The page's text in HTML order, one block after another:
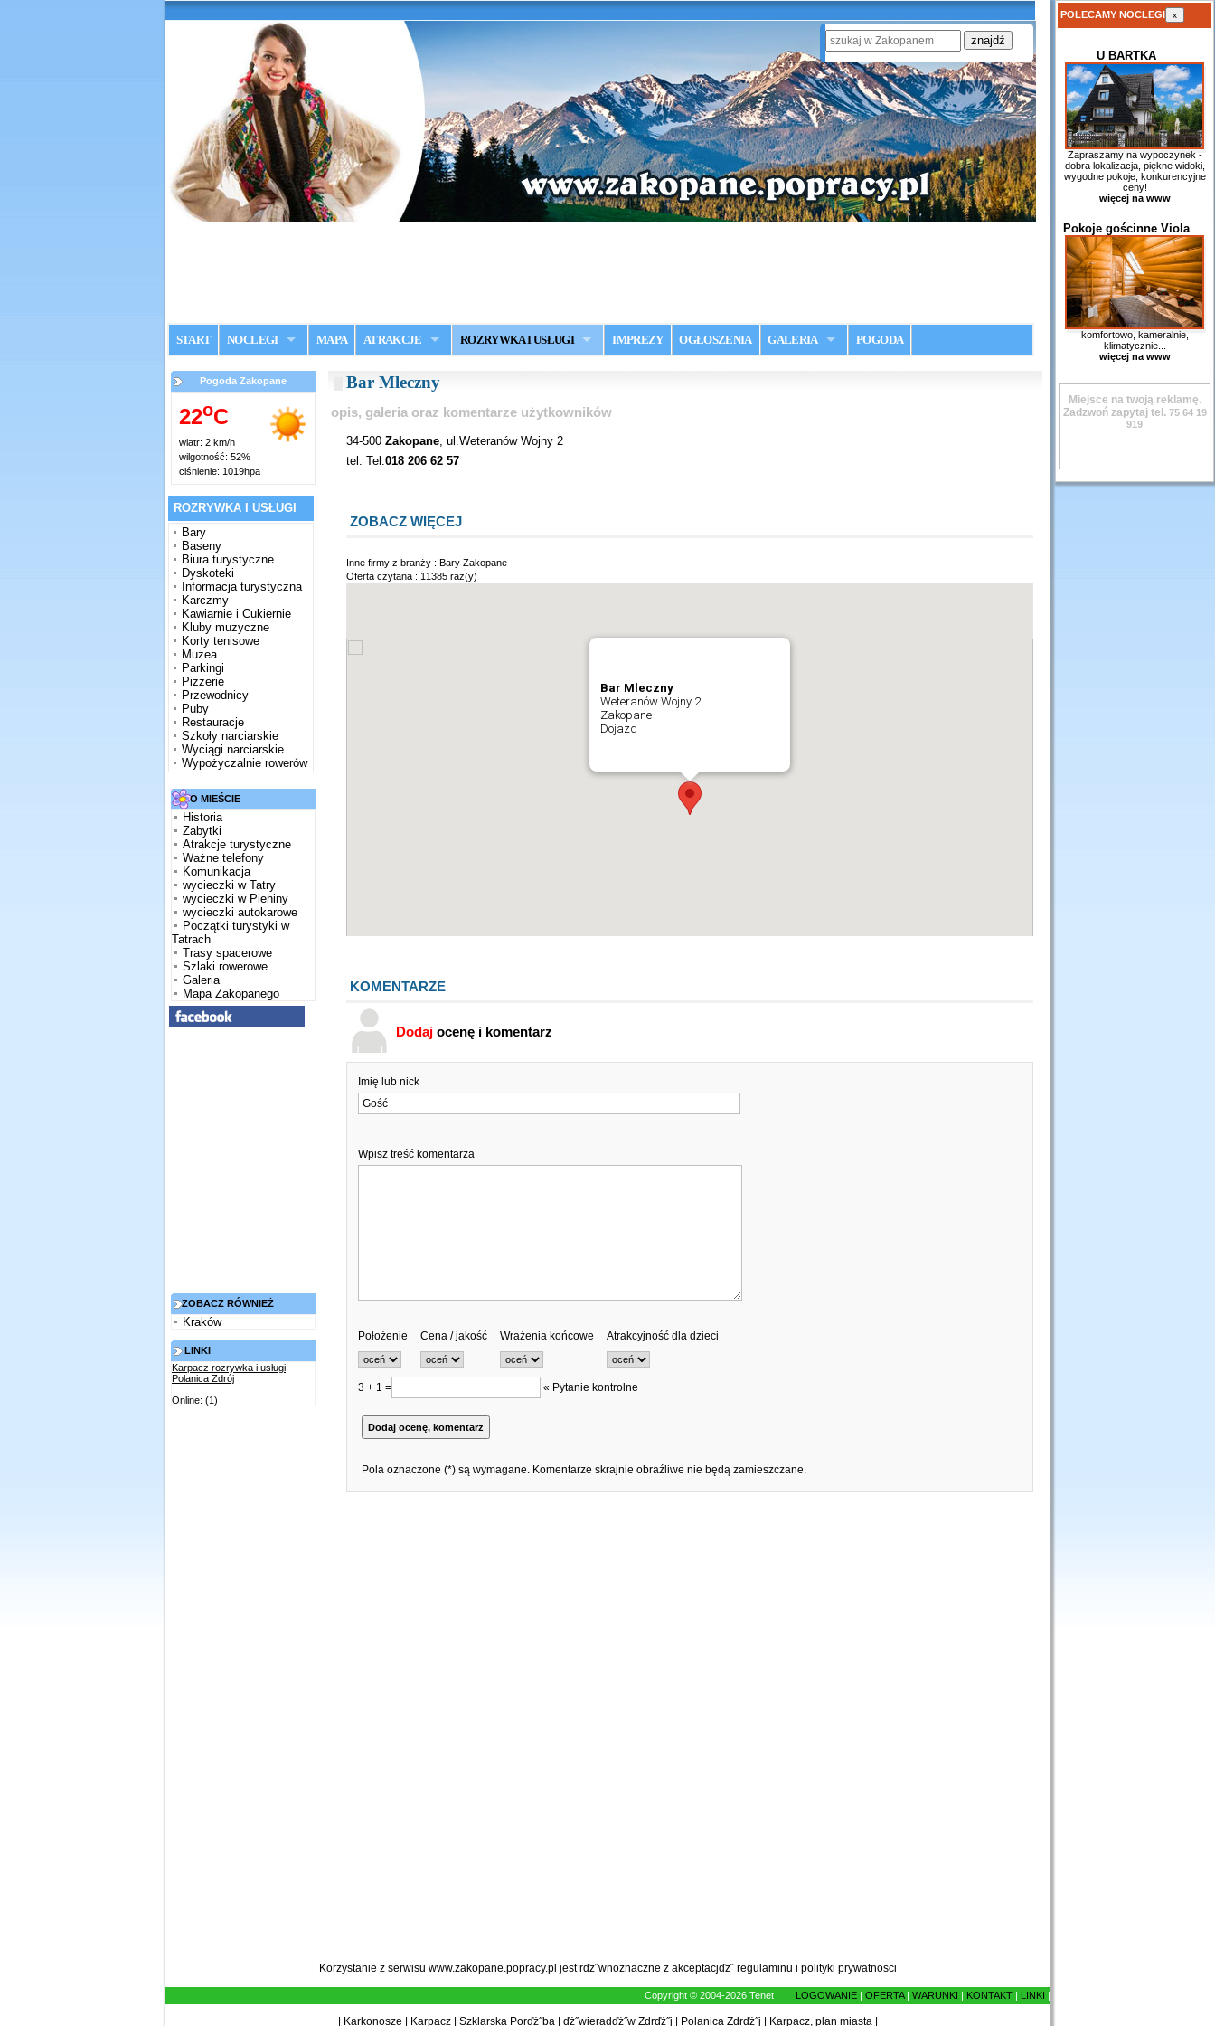
START NOCLEGI MAPA ATRAKCJE ROZRYWKA I USŁUGI IMPREZY OGŁOSZENIA GALERIA POGODA
Pogoda Zakopane
22oC
wiatr: 2 km/h
wilgotność: 52%
ciśnienie: 1019hpa
ROZRYWKA I USŁUGI
Bary
Baseny
Biura turystyczne
Dyskoteki
Informacja turystyczna
Karczmy
Kawiarnie i Cukiernie
Kluby muzyczne
Korty tenisowe
Muzea
Parkingi
Pizzerie
Przewodnicy
Puby
Restauracje
Szkoły narciarskie
Wyciągi narciarskie
Wypożyczalnie rowerów
O MIEŚCIE
Historia
Zabytki
Atrakcje turystyczne
Ważne telefony
Komunikacja
wycieczki w Tatry
wycieczki w Pieniny
wycieczki autokarowe
Początki turystyki w
Tatrach
Trasy spacerowe
Szlaki rowerowe
Galeria
Mapa Zakopanego
ZOBACZ RÓWNIEŻ
Kraków
LINKI
Karpacz rozrywka i usługi
Polanica Zdrój
Online: (1)
Bar Mleczny
opis, galeria oraz komentarze użytkowników
34-500 Zakopane , ul.Weteranów Wojny 2
tel. Tel. 018 206 62 57
ZOBACZ WIĘCEJ
Inne firmy z branży : Bary Zakopane
Oferta czytana : 11385 raz(y)
Bar Mleczny
Weteranów Wojny 2
Zakopane
Dojazd
KOMENTARZE
Dodaj ocenę i komentarz
Imię lub nick
Wpisz treść komentarza
Położenie Cena / jakość Wrażenia końcowe Atrakcyjność dla dzieci
3 + 1 = « Pytanie kontrolne
Pola oznaczone (*) są wymagane. Komentarze skrajnie obraźliwe nie będą zamieszczane.
Korzystanie z serwisu www.zakopane.popracy.pl jest rďż˝wnoznaczne z akceptacjďż˝regulaminu i polityki prywatnosci
Copyright © 2004-2026 Tenet LOGOWANIE | OFERTA| WARUNKI | KONTAKT | LINKI |
Karkonosze Karpacz| Szklarska Porďż˝ba| ďż˝wieradďż˝w Zdrďż˝j Polanica Zdrďż˝j Karpacz, plan miasta|
POLECAMY NOCLEGI x
U BARTKA
Zapraszamy na wypoczynek -
dobra lokalizacja, piękne widoki,
wygodne pokoje, konkurencyjne
ceny!
więcej na www
Pokoje gościnne Viola
komfortowo, kameralnie,
klimatycznie...
więcej na www
Miejsce na twoją reklamę.
Zadzwoń zapytaj tel. 75 64 19
919